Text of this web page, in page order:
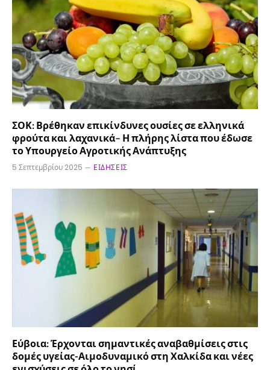
ΣΟΚ: Βρέθηκαν επικίνδυνες ουσίες σε ελληνικά
φρούτα και λαχανικά– Η πλήρης λίστα που έδωσε
το Υπουργείο Αγροτικής Ανάπτυξης
5 Σεπτεμβρίου 2025 ΕΙΔΉΣΕΙΣ
Εύβοια: Έρχονται σημαντικές αναβαθμίσεις στις
δομές υγείας-Αιμοδυναμικό στη Χαλκίδα και νέες